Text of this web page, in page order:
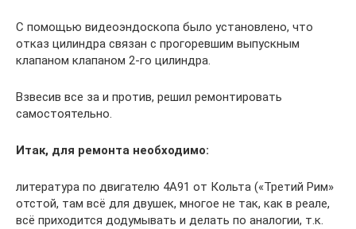
С помощью видеоэндоскопа было установлено, что
отказ цилиндра связан с прогоревшим выпускным
клапаном клапаном 2-го цилиндра.
Взвесив все за и против, решил ремонтировать
самостоятельно.
Итак, для ремонта необходимо:
литература по двигателю 4А91 от Кольта («Третий Рим»
отстой, там всё для двушек, многое не так, как в реале,
всё приходится додумывать и делать по аналогии, т.к.